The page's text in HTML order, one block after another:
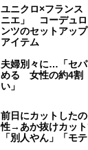
ユニクロ×フランス
ニエ」 コーデュロ
ンツのセットアッ
アイテム
夫婦別々に…「セ
める 女性の約4割
い」
前日にカットした
性→あか抜けカッ
「別人やん」「モ